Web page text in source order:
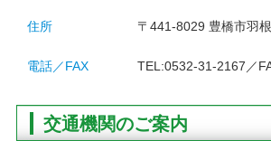
住所 〒441-8029 豊橋市羽
電話／FAX TEL:0532-31-2167／
交通機関のご案内